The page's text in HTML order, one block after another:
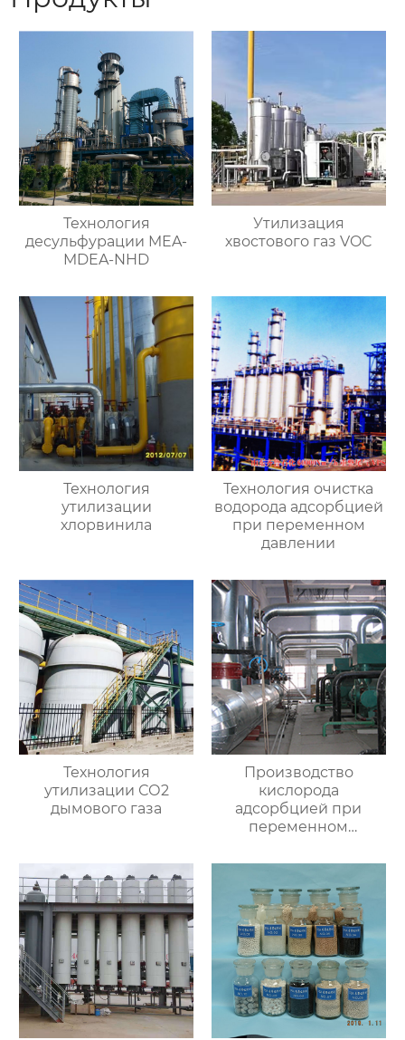
Технология
десульфурации MEA-
MDEA-NHD
Утилизация
хвостового газ VOC
Технология
утилизации
хлорвинила
Технология очистка
водорода адсорбцией
при переменном
давлении
Технология
утилизации СО2
дымового газа
Производство
кислорода
адсорбцией при
переменном